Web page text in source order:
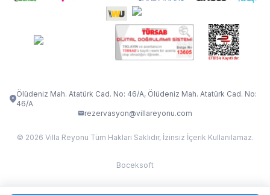
VILLA ADRIMA 1
VİLLA TİAMO VİLLA ZEYTİN DALI
VILLA ELMALI
Ölüdeniz Mah. Atatürk Cad. No: 46/A, Ölüdeniz Mah. Atatürk Cad. No:
46/A
rezervasyon@villareyonu.com
© 2026 Villa Reyonu Tüm Hakları Saklıdır, İzinsiz İçerik Kullanılamaz.
Boceksoft
Fethiye Kas Kalkan 2